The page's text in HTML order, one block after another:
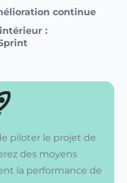
continue
:
piloter le projet de
des moyens
la performance de